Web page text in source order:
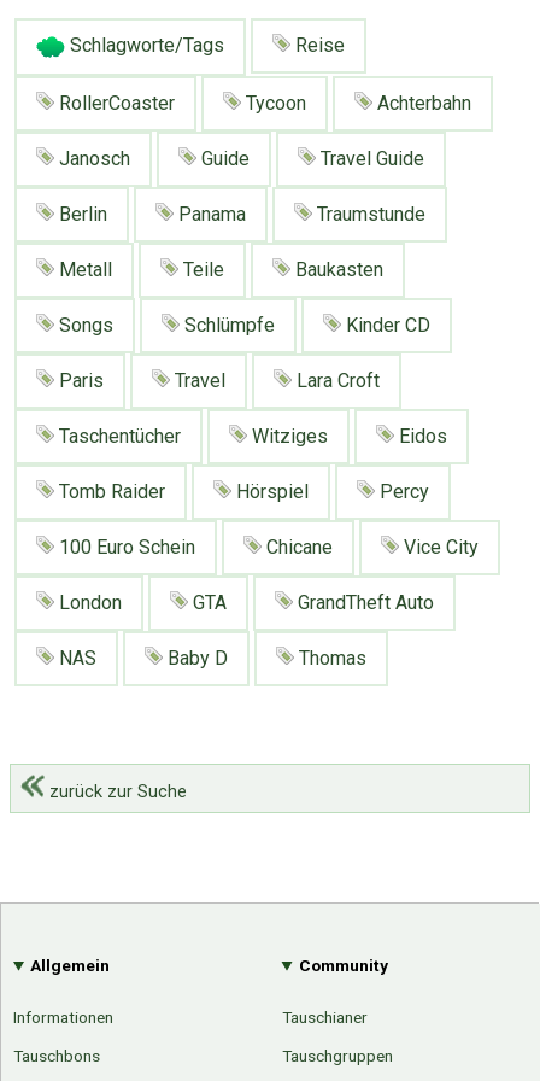
Google
Presse News
Suchanfragen
Kategoriewolke
Schlagworte/Tags Reise
RollerCoaster Tycoon Achterbahn
Janosch Guide Travel Guide
Berlin Panama Traumstunde
Metall Teile Baukasten
Songs Schlümpfe Kinder CD
Paris Travel Lara Croft
Taschentücher Witziges Eidos
Tomb Raider Hörspiel Percy
100 Euro Schein Chicane Vice City
London GTA GrandTheft Auto
NAS Baby D Thomas
zurück zur Suche
Allgemein
Informationen
Tauschbons
Community
Tauschianer
Tauschgruppen